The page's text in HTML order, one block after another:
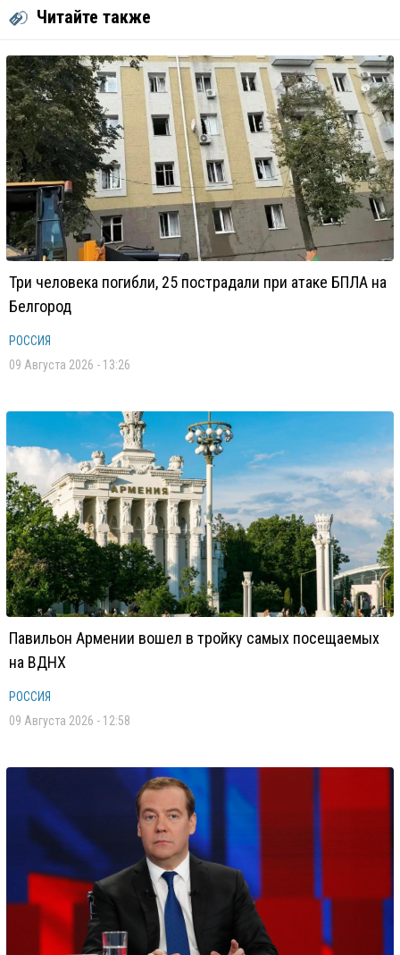
Читайте также
Три человека погибли, 25 пострадали при атаке БПЛА на
Белгород
РОССИЯ
09 Августа 2026 - 13:26
Павильон Армении вошел в тройку самых посещаемых
на ВДНХ
РОССИЯ
09 Августа 2026 - 12:58